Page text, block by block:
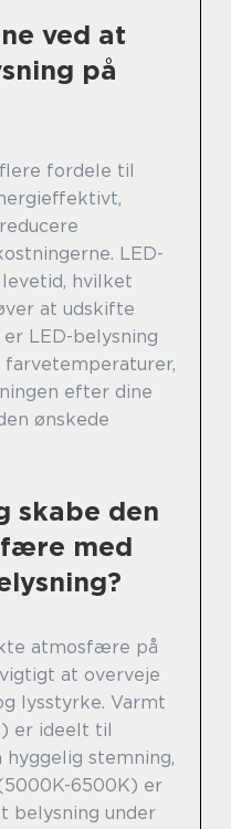
ved at
på
fordele til
LED-
hvilket
at udskifte
LED-belysning
efter dine
ønskede
skabe den
med
atmosfære på
at overveje
lysstyrke. Varmt
er ideelt til
hyggelig stemning,
6500K) er
belysning under